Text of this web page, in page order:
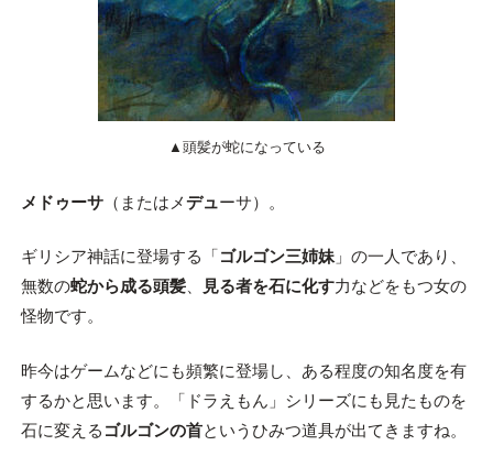
▲頭髪が蛇になっている
メドゥーサ（またはメデューサ）。
ギリシア神話に登場する「ゴルゴン三姉妹」の一人であり、
無数の蛇から成る頭髪、 見る者を石に化す力などをもつ女の
怪物です。
昨今はゲームなどにも頻繁に登場し、ある程度の知名度を有
するかと思います。「ドラえもん」シリーズにも見たものを
石に変える ゴルゴンの首というひみつ道具が出てきますね。